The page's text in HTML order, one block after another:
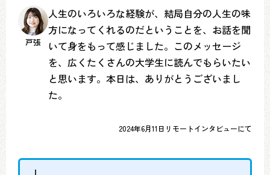
戸張
人生のいろいろな経験が、結局自分の人生の味
方になってくれるのだということを、お話を聞
いて身をもって感じました。このメッセージ
を、広くたくさんの大学生に読んでもらいたい
と思います。本日は、ありがとうございまし
た。
2024年6月11日リモートインタビューにて